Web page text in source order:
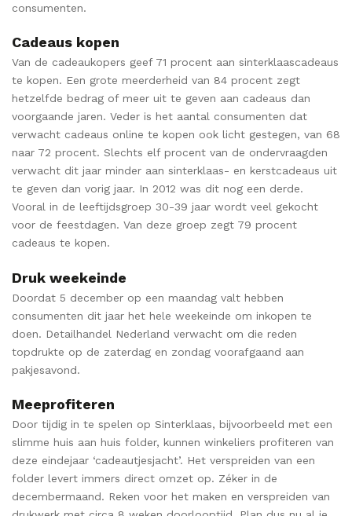
consumenten.
Cadeaus kopen
Van de cadeaukopers geef 71 procent aan sinterklaascadeaus
te kopen. Een grote meerderheid van 84 procent zegt
hetzelfde bedrag of meer uit te geven aan cadeaus dan
voorgaande jaren. Veder is het aantal consumenten dat
verwacht cadeaus online te kopen ook licht gestegen, van 68
naar 72 procent. Slechts elf procent van de ondervraagden
verwacht dit jaar minder aan sinterklaas- en kerstcadeaus uit
te geven dan vorig jaar. In 2012 was dit nog een derde.
Vooral in de leeftijdsgroep 30-39 jaar wordt veel gekocht
voor de feestdagen. Van deze groep zegt 79 procent
cadeaus te kopen.
Druk weekeinde
Doordat 5 december op een maandag valt hebben
consumenten dit jaar het hele weekeinde om inkopen te
doen. Detailhandel Nederland verwacht om die reden
topdrukte op de zaterdag en zondag voorafgaand aan
pakjesavond.
Meeprofiteren
Door tijdig in te spelen op Sinterklaas, bijvoorbeeld met een
slimme huis aan huis folder, kunnen winkeliers profiteren van
deze eindejaar ‘cadeautjesjacht’. Het verspreiden van een
folder levert immers direct omzet op. Zéker in de
decembermaand. Reken voor het maken en verspreiden van